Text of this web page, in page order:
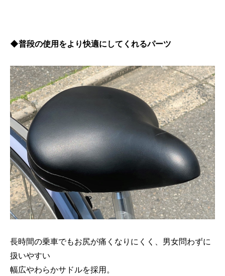
◆普段の使用をより快適にしてくれるパーツ
長時間の乗車でもお尻が痛くなりにくく、男女問わずに
扱いやすい
幅広やわらかサドルを採用。